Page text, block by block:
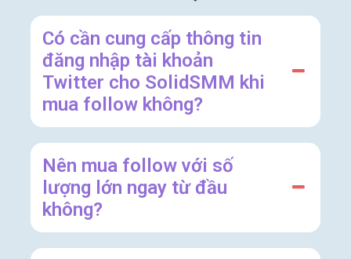
Có cần cung cấp thông tin
đăng nhập tài khoản
Twitter cho SolidSMM khi
mua follow không?
Nên mua follow với số
lượng lớn ngay từ đầu
không?